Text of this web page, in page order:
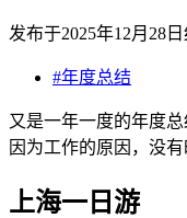
发布于2025年12月28日
#年度总结
又是一年一度的年度
因为工作的原因，没
上海一日游